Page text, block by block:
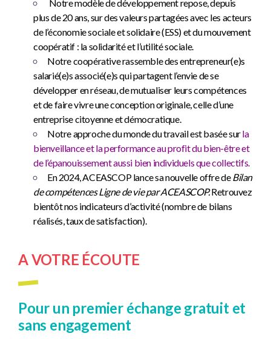
Notre modèle de développement repose, depuis
plus de 20 ans, sur des valeurs partagées avec les acteurs
de l’économie sociale et solidaire (ESS) et du mouvement
coopératif : la solidarité et l’utilité sociale.
Notre coopérative rassemble des entrepreneur(e)s
salarié(e)s associé(e)s qui partagent l’envie de se
développer en réseau, de mutualiser leurs compétences
et de faire vivre une conception originale, celle d’une
entreprise citoyenne et démocratique.
Notre approche du monde du travail est basée surla
bienveillance et la performance au profit du bien-être et
de l’épanouissement aussi bien individuels que collectifs.
En 2024, ACEASCOP lance sa nouvelle offre deBilan
de compétences Ligne de vie par ACEASCOP.Retrouvez
bientôt nos indicateurs d’activité (nombre de bilans
réalisés, taux de satisfaction).
A VOTRE ÉCOUTE
Pour un premier échange gratuit et
sans engagement